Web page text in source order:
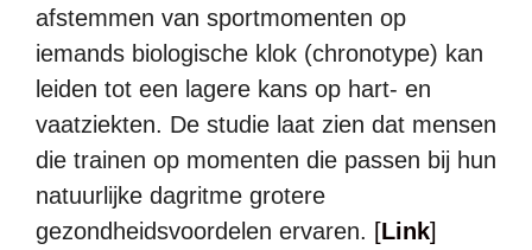
afstemmen van sportmomenten op
iemands biologische klok (chronotype) kan
leiden tot een lagere kans op hart- en
vaatziekten. De studie laat zien dat mensen
die trainen op momenten die passen bij hun
natuurlijke dagritme grotere
gezondheidsvoordelen ervaren. [Link]